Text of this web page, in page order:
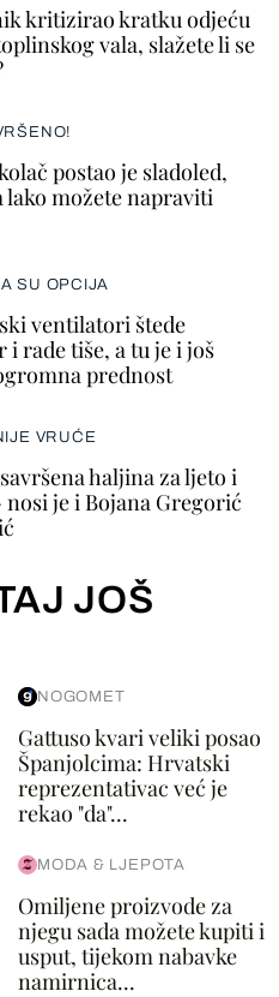
kritizirao kratku odjeću
vala, slažete li se
postao je sladoled,
lako možete napraviti
SU OPCIJA
ventilatori štede
i rade tiše, a tu je i još
prednost
VRUĆE
haljina za ljeto i
je i Bojana Gregorić
JOŠ
NOGOMET
Gattuso kvari veliki posao
Španjolcima: Hrvatski
reprezentativac već je
rekao "da"...
MODA & LJEPOTA
Omiljene proizvode za
njegu sada možete kupiti i
usput, tijekom nabavke
namirnica...